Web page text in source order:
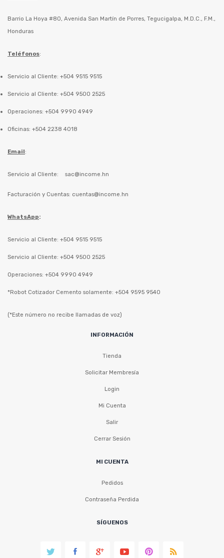
Barrio La Hoya #80, Avenida San Martín de Porres, Tegucigalpa, M.D.C., F.M.,
Honduras
Teléfonos:
Servicio al Cliente: +504 9515 9515
Servicio al Cliente: +504 9500 2525
Operaciones: +504 9990 4949
Oficinas: +504 2238 4018
Email:
Servicio al Cliente: sac@income.hn
Facturación y Cuentas: cuentas@income.hn
WhatsApp:
Servicio al Cliente: +504 9515 9515
Servicio al Cliente: +504 9500 2525
Operaciones: +504 9990 4949
*Robot Cotizador Cemento solamente: +504 9595 9540
(*Este número no recibe llamadas de voz)
INFORMACIÓN
Tienda
Solicitar Membresía
Login
Mi Cuenta
Salir
Cerrar Sesión
MI CUENTA
Pedidos
Contraseña Perdida
SÍGUENOS